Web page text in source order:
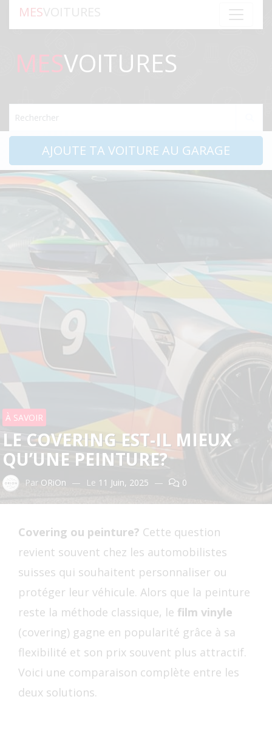
MESVOITURES
MESVOITURES
AJOUTE TA VOITURE AU GARAGE
À SAVOIR
LE COVERING EST-IL MIEUX
QU’UNE PEINTURE?
Par ORiOn — Le 11 Juin, 2025 — 0
Covering ou peinture? Cette question
revient souvent chez les automobilistes
suisses qui souhaitent personnaliser ou
protéger leur véhicule. Alors que la peinture
reste la méthode classique, le film vinyle
(covering) gagne en popularité grâce à sa
flexibilité et son prix souvent plus attractif.
Voici une comparaison complète entre les
deux solutions.